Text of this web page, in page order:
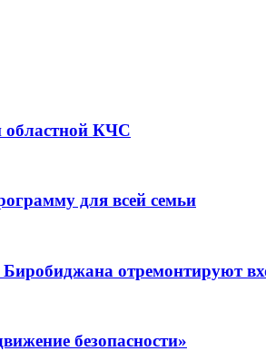
областной КЧС
для всей семьи
отремонтируют
безопасности»